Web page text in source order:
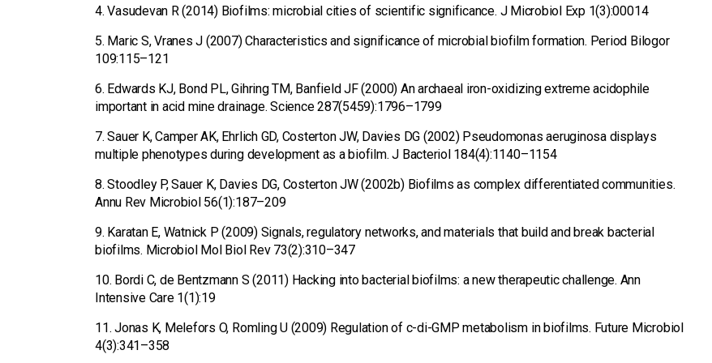
4. Vasudevan R (2014) Biofilms: microbial cities of scientific significance. J Microbiol Exp 1(3):00014
5. Maric S, Vranes J (2007) Characteristics and significance of microbial biofilm formation. Period Bilogor
109:115–121
6. Edwards KJ, Bond PL, Gihring TM, Banfield JF (2000) An archaeal iron-oxidizing extreme acidophile
important in acid mine drainage. Science 287(5459):1796–1799
7. Sauer K, Camper AK, Ehrlich GD, Costerton JW, Davies DG (2002) Pseudomonas aeruginosa displays
multiple phenotypes during development as a biofilm. J Bacteriol 184(4):1140–1154
8. Stoodley P, Sauer K, Davies DG, Costerton JW (2002b) Biofilms as complex differentiated communities.
Annu Rev Microbiol 56(1):187–209
9. Karatan E, Watnick P (2009) Signals, regulatory networks, and materials that build and break bacterial
biofilms. Microbiol Mol Biol Rev 73(2):310–347
10. Bordi C, de Bentzmann S (2011) Hacking into bacterial biofilms: a new therapeutic challenge. Ann
Intensive Care 1(1):19
11. Jonas K, Melefors O, Romling U (2009) Regulation of c-di-GMP metabolism in biofilms. Future Microbiol
4(3):341–358